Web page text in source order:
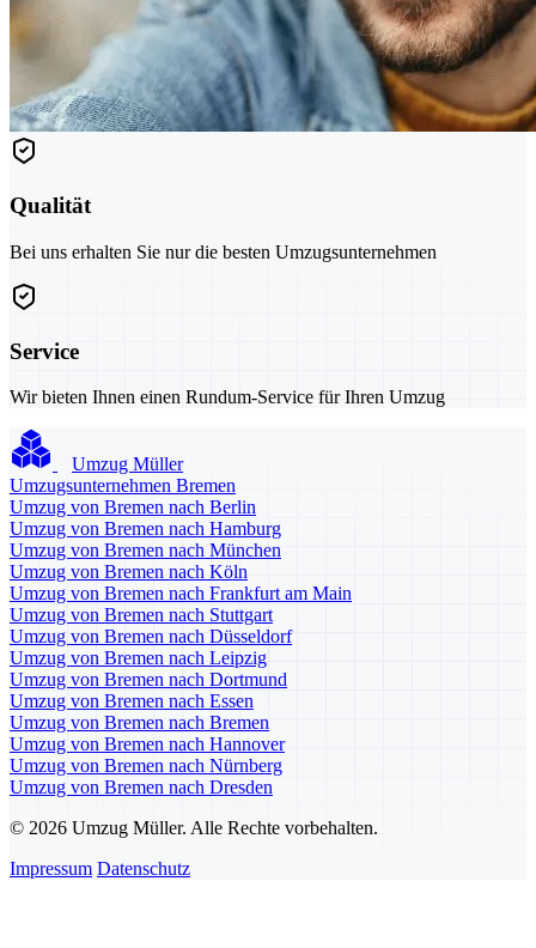
Qualität
Bei uns erhalten Sie nur die besten Umzugsunternehmen
Service
Wir bieten Ihnen einen Rundum-Service für Ihren Umzug
Umzug Müller
Umzugsunternehmen Bremen
Umzug von Bremen nach Berlin
Umzug von Bremen nach Hamburg
Umzug von Bremen nach München
Umzug von Bremen nach Köln
Umzug von Bremen nach Frankfurt am Main
Umzug von Bremen nach Stuttgart
Umzug von Bremen nach Düsseldorf
Umzug von Bremen nach Leipzig
Umzug von Bremen nach Dortmund
Umzug von Bremen nach Essen
Umzug von Bremen nach Bremen
Umzug von Bremen nach Hannover
Umzug von Bremen nach Nürnberg
Umzug von Bremen nach Dresden
© 2026 Umzug Müller. Alle Rechte vorbehalten.
Impressum Datenschutz